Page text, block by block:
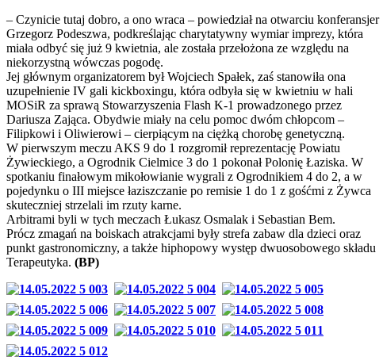
– Czynicie tutaj dobro, a ono wraca – powiedział na otwarciu konferansjer
Grzegorz Podeszwa, podkreślając charytatywny wymiar imprezy, która
miała odbyć się już 9 kwietnia, ale została przełożona ze względu na
niekorzystną wówczas pogodę.
Jej głównym organizatorem był Wojciech Spałek, zaś stanowiła ona
uzupełnienie IV gali kickboxingu, która odbyła się w kwietniu w hali
MOSiR za sprawą Stowarzyszenia Flash K-1 prowadzonego przez
Dariusza Zająca. Obydwie miały na celu pomoc dwóm chłopcom –
Filipkowi i Oliwierowi – cierpiącym na ciężką chorobę genetyczną.
W pierwszym meczu AKS 9 do 1 rozgromił reprezentację Powiatu
Żywieckiego, a Ogrodnik Cielmice 3 do 1 pokonał Polonię Łaziska. W
spotkaniu finałowym mikołowianie wygrali z Ogrodnikiem 4 do 2, a w
pojedynku o III miejsce łaziszczanie po remisie 1 do 1 z gośćmi z Żywca
skuteczniej strzelali im rzuty karne.
Arbitrami byli w tych meczach Łukasz Osmalak i Sebastian Bem.
Prócz zmagań na boiskach atrakcjami były strefa zabaw dla dzieci oraz
punkt gastronomiczny, a także hiphopowy występ dwuosobowego składu
Terapeutyka. (BP)